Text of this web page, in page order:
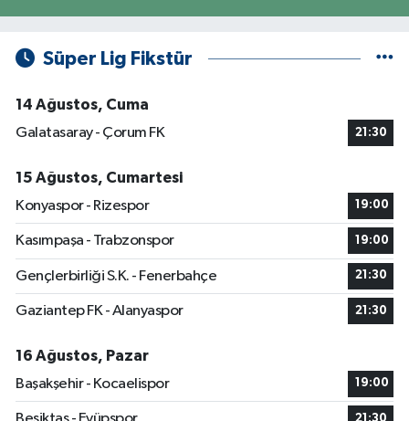
Süper Lig Fikstür
14 Ağustos, Cuma
Galatasaray - Çorum FK
21:30
15 Ağustos, Cumartesi
Konyaspor - Rizespor
19:00
Kasımpaşa - Trabzonspor 19:00
Gençlerbirliği S.K. - Fenerbahçe 21:30
Gaziantep FK - Alanyaspor 21:30
16 Ağustos, Pazar
Başakşehir - Kocaelispor
19:00